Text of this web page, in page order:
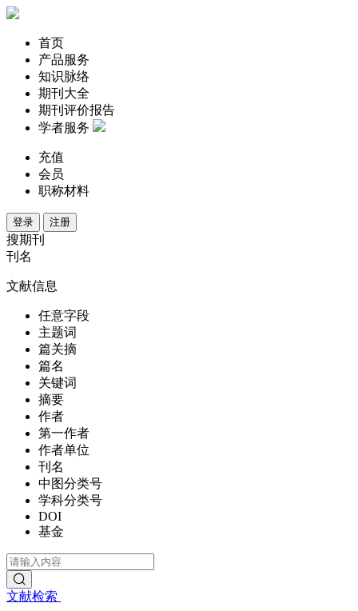
首页
产品服务
知识脉络
期刊大全
期刊评价报告
学者服务
充值
会员
职称材料
登录 注册
搜期刊
刊名
文献信息
任意字段
主题词
篇关摘
篇名
关键词
摘要
作者
第一作者
作者单位
刊名
中图分类号
学科分类号
DOI
基金
文献检索